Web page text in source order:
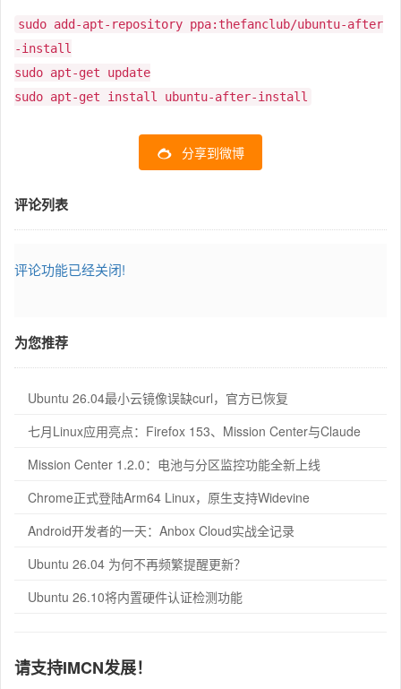
sudo add-apt-repository ppa:thefanclub/ubuntu-after
-install
sudo apt-get update
sudo apt-get install ubuntu-after-install
分享到微博
评论列表
评论功能已经关闭!
为您推荐
Ubuntu 26.04最小云镜像误缺curl，官方已恢复
七月Linux应用亮点：Firefox 153、Mission Center与Claude
Mission Center 1.2.0：电池与分区监控功能全新上线
Chrome正式登陆Arm64 Linux，原生支持Widevine
Android开发者的一天：Anbox Cloud实战全记录
Ubuntu 26.04 为何不再频繁提醒更新？
Ubuntu 26.10将内置硬件认证检测功能
请支持IMCN发展！